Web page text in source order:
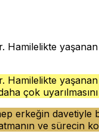
Hamilelikte
Hamilelikte
çok
erkeğin
ve sürecin